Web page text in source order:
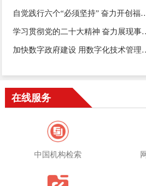
自觉践行六个“必须坚持” 奋力开
学习贯彻党的二十大精神 奋
加快数字政府建
在线服务
中国机构检索